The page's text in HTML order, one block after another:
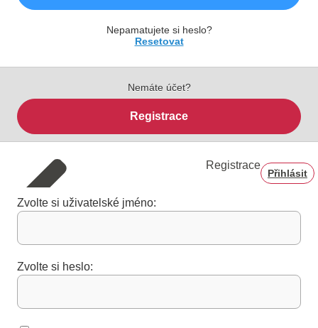
Nepamatujete si heslo?
Resetovat
Nemáte účet?
Registrace
Registrace
Přihlásit
Zvolte si uživatelské jméno:
Zvolte si heslo: